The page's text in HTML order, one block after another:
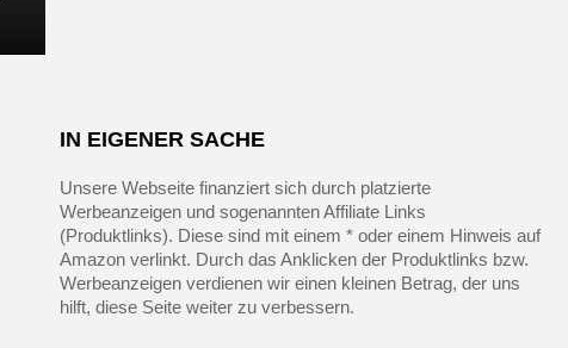
IN EIGENER SACHE
Unsere Webseite finanziert sich durch platzierte
Werbeanzeigen und sogenannten Affiliate Links
(Produktlinks). Diese sind mit einem * oder einem Hinweis auf
Amazon verlinkt. Durch das Anklicken der Produktlinks bzw.
Werbeanzeigen verdienen wir einen kleinen Betrag, der uns
hilft, diese Seite weiter zu verbessern.